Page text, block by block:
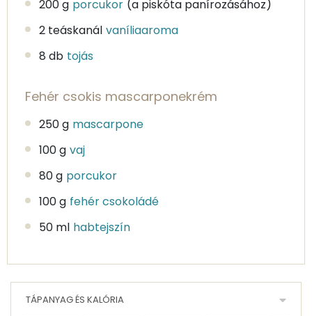
200 g porcukor (a piskóta panírozásához)
2 teáskanál vaníliaaroma
8 db tojás
Fehér csokis mascarponekrém
250 g mascarpone
100 g vaj
80 g porcukor
100 g fehér csokoládé
50 ml habtejszín
TÁPANYAG ÉS KALÓRIA